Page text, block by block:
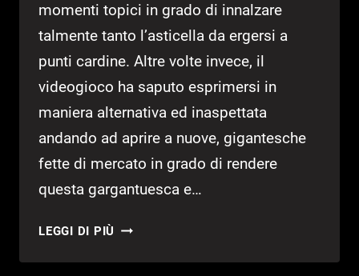
momenti topici in grado di innalzare
talmente tanto l’asticella da ergersi a
punti cardine. Altre volte invece, il
videogioco ha saputo esprimersi in
maniera alternativa ed inaspettata
andando ad aprire a nuove, gigantesche
fette di mercato in grado di rendere
questa gargantuesca e…
LEGGI DI PIÙ FLOPPY